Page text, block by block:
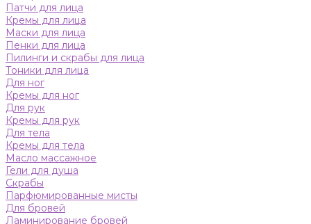
Патчи для лица
Кремы для лица
Маски для лица
Пенки для лица
Пилинги и скрабы для лица
Тоники для лица
Для ног
Кремы для ног
Для рук
Кремы для рук
Для тела
Кремы для тела
Масло массажное
Гели для душа
Скрабы
Парфюмированные мисты
Для бровей
Ламинирование бровей